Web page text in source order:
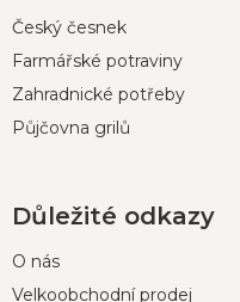
Český česnek
Farmářské potraviny
Zahradnické potřeby
Půjčovna grilů
Důležité odkazy
O nás
Velkoobchodní prodej